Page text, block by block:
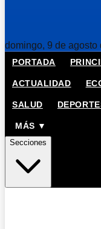
domingo, 9 de agosto
PORTADA
ACTUALIDAD
SALUD
MÁS ▼
Secciones